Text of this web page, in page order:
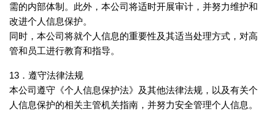
需的内部体制。此外，本公司将适时开展审计，并努力维护和
改进个人信息保护。
同时，本公司将就个人信息的重要性及其适当处理方式，对高
管和员工进行教育和指导。
13．遵守法律法规
本公司遵守《个人信息保护法》及其他法律法规，以及有关个
人信息保护的相关主管机关指南，并努力安全管理个人信息。